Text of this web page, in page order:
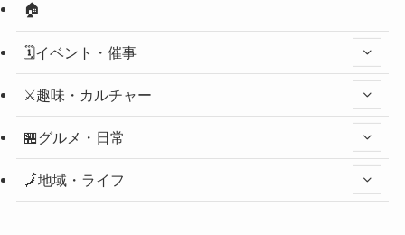
🏠
🗓️イベント・催事
⚔️趣味・カルチャー
🏪グルメ・日常
🗾地域・ライフ